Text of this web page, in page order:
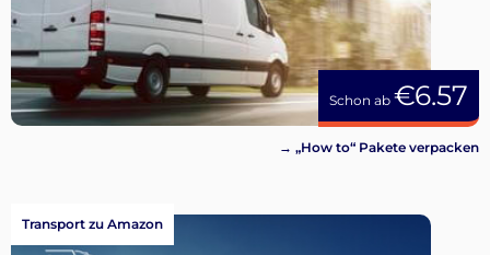
Schon ab €6.57
→ „How to“ Pakete verpacken
Transport zu Amazon